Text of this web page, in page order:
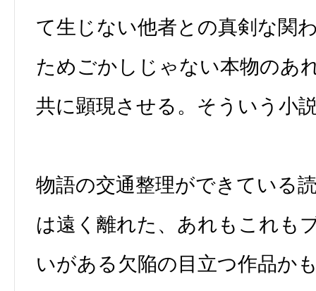
て生じない他者との真剣な関
ためごかしじゃない本物のあ
共に顕現させる。そういう小
物語の交通整理ができている
は遠く離れた、あれもこれも
いがある欠陥の目立つ作品か